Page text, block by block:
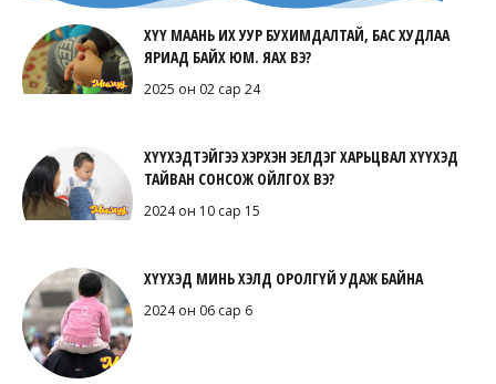
ХҮҮ МААНЬ ИХ УУР БУХИМДАЛТАЙ, БАС ХУДЛАА
ЯРИАД БАЙХ ЮМ. ЯАХ ВЭ?
2025 он 02 сар 24
ХҮҮХЭДТЭЙГЭЭ ХЭРХЭН ЭЕЛДЭГ ХАРЬЦВАЛ ХҮҮХЭД
ТАЙВАН СОНСОЖ ОЙЛГОХ ВЭ?
2024 он 10 сар 15
ХҮҮХЭД МИНЬ ХЭЛД ОРОЛГҮЙ УДАЖ БАЙНА
2024 он 06 сар 6